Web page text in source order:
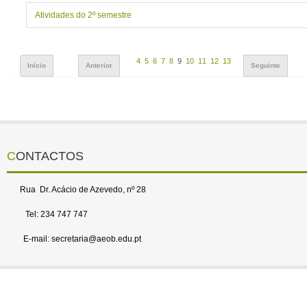
Atividades do 2º semestre
Início Anterior
4 5 6 7 8 9 10 11 12 13
Seguinte
CONTACTOS
Rua Dr. Acácio de Azevedo, nº 28
Tel: 234 747 747
E-mail: secretaria@aeob.edu.pt